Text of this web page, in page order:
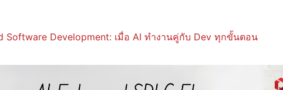
Software Development: เมื่อ AI ทำงานคู่กับ Dev ทุกขั้นตอน